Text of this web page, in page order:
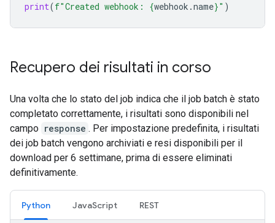
print(f"Created webhook: {webhook .name}" )
Recupero dei risultati in corso
Una volta che lo stato del job indica che il job batch è stato
completato correttamente, i risultati sono disponibili nel
campo response . Per impostazione predefinita, i risultati
dei job batch vengono archiviati e resi disponibili per il
download per 6 settimane, prima di essere eliminati
definitivamente.
Python JavaScript REST